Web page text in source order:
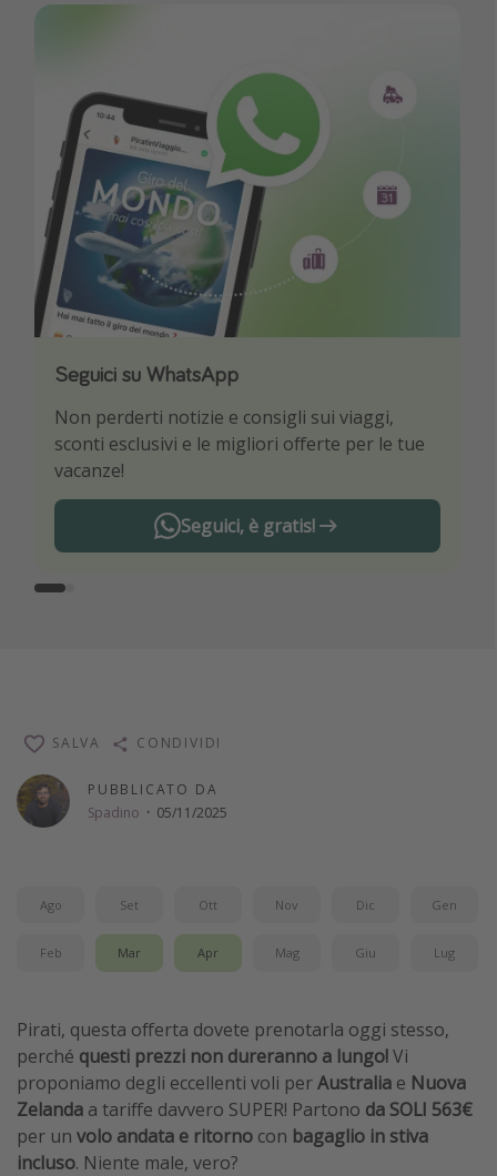
Seguici su WhatsApp
Non perderti notizie e consigli sui viaggi,
sconti esclusivi e le migliori offerte per le tue
vacanze!
Seguici, è gratis!
Scarica la nostra App
Sii il primo a conoscere le migliori offerte di
viaggio
PUBBLICATO DA
Spadino · 05/11/2025
SALVA CONDIVIDI
Ago Set Ott Nov Dic Gen
Feb Mar Apr Mag Giu Lug
Pirati, questa offerta dovete prenotarla oggi stesso,
perché questi prezzi non dureranno a lungo!Vi
proponiamo degli eccellenti voli perAustralia e Nuova
Zelanda a tariffe davvero SUPER! Partono da SOLI 563€
per un volo andata e ritorno con bagaglio in stiva
incluso. Niente male, vero?